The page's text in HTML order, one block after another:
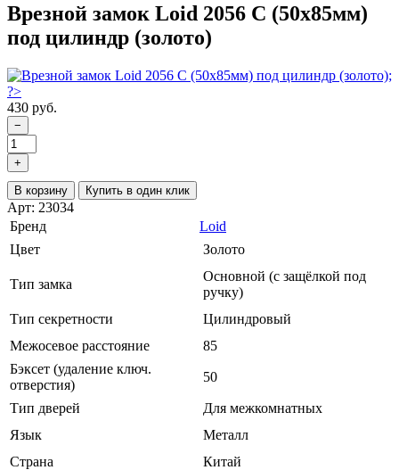
Врезной замок Loid 2056 С (50х85мм)
под цилиндр (золото)
430 руб.
−
+
В корзину Купить в один клик
Арт: 23034
Бренд
Loid
Цвет
Золото
Тип замка
Основной (с защёлкой под
ручку)
Тип секретности
Цилиндровый
Межосевое расстояние
85
Бэксет (удаление ключ.
отверстия)
50
Тип дверей
Для межкомнатных
Язык
Металл
Страна
Китай